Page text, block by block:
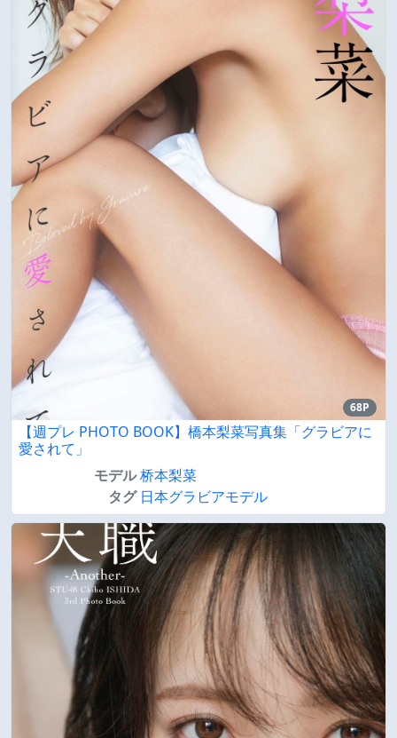
68P
【週プレ PHOTO BOOK】橋本梨菜写真集「グラビアに
愛されて」
モデル桥本梨菜
タグ 日本グラビアモデル